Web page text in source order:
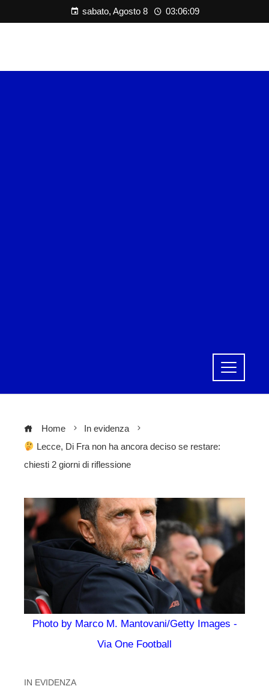
sabato, Agosto 8 03:06:09
Home
In evidenza
Lecce, Di Fra non ha ancora deciso se restare:
chiesti 2 giorni di riflessione
Photo by Marco M. Mantovani/Getty Images -
Via One Football
IN EVIDENZA